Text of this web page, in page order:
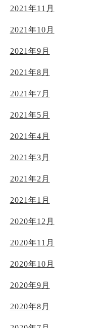
2021年11月
2021年10月
2021年9月
2021年8月
2021年7月
2021年5月
2021年4月
2021年3月
2021年2月
2021年1月
2020年12月
2020年11月
2020年10月
2020年9月
2020年8月